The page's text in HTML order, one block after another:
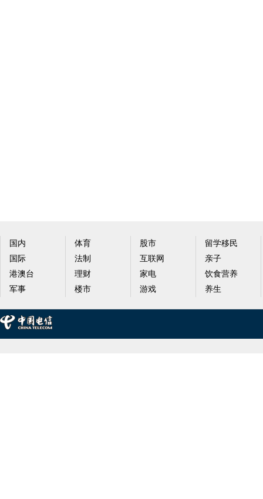
国内
国际
港澳台
军事
体育
法制
理财
楼市
股市
互联网
家电
游戏
留学移民
亲子
饮食营养
养生